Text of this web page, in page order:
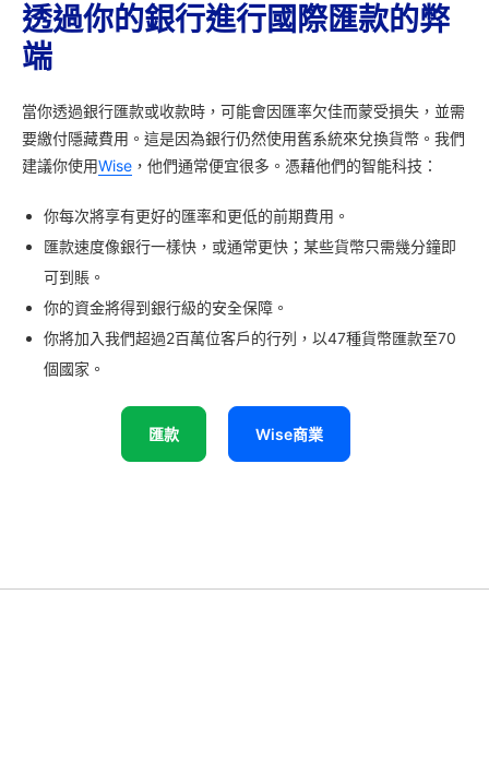
透過你的銀行進行國際匯款的弊
端
當你透過銀行匯款或收款時，可能會因匯率欠佳而蒙受損失，並需
要繳付隱藏費用。這是因為銀行仍然使用舊系統來兌換貨幣。我們
建議你使用Wise ，他們通常便宜很多。憑藉他們的智能科技：
你每次將享有更好的匯率和更低的前期費用。
匯款速度像銀行一樣快，或通常更快；某些貨幣只需幾分鐘即
可到賬。
你的資金將得到銀行級的安全保障。
你將加入我們超過2百萬位客戶的行列，以47種貨幣匯款至70
個國家。
匯款 Wise商業